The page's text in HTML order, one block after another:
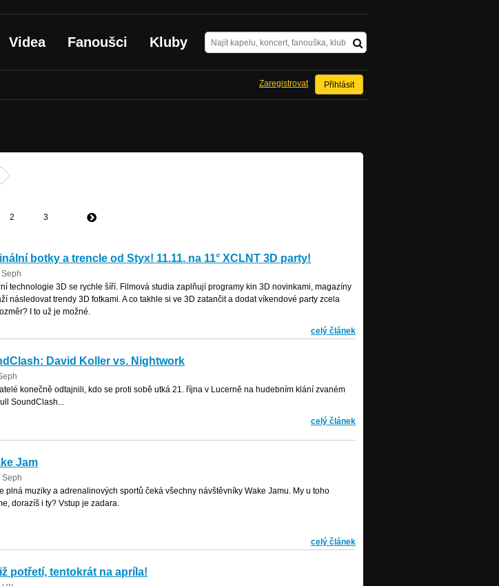
Videa Fanoušci Kluby
Přihlásit
Zaregistrovat
2 3
botky a trencle od Styx! 11.11. na 11° XCLNT 3D party!
Seph
technologie 3D se rychle šíří. Filmová studia zaplňují programy kin 3D novinkami, magazíny
následovat trendy 3D fotkami. A co takhle si ve 3D zatančit a dodat víkendové party zcela
I to už je možné.
celý článek
David Koller vs. Nightwork
konečně odtajnili, kdo se proti sobě utká 21. října v Lucerně na hudebním klání zvaném
SoundClash...
celý článek
Jam
Seph
plná muziky a adrenalinových sportů čeká všechny návštěvníky Wake Jamu. My u toho
dorazíš i ty? Vstup je zadara.
celý článek
potřetí, tentokrát na apríla!